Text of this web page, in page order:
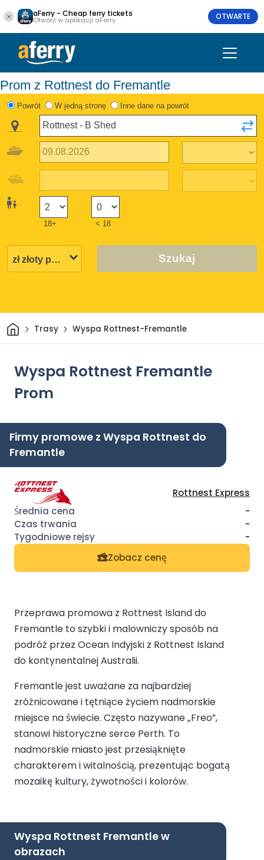
aFerry - Cheap ferry tickets
Otwórz w aplikacji aFerry OTWARTE
Prom z Rottnest do Fremantle
Powrót W jedną stronę Inne dane na powrót
18+ < 18
Szukaj
DomTrasy Wyspa Rottnest-Fremantle
Wyspa Rottnest Fremantle
Prom
Firmy promowe z Wyspa Rottnest do
Fremantle
Rottnest Express
-
-
-
Zobacz cenę
Przeprawa promowa z Rottnest Island do
Fremantle to szybki i malowniczy sposób na
podróż przez Ocean Indyjski z Rottnest Island
do kontynentalnej Australii.
Fremantle jest uważane za najbardziej
zróżnicowane i tętniące życiem nadmorskie
miejsce na świecie. Często nazywane „Freo”,
stanowi historyczne serce Perth. To
nadmorskie miasto jest przesiąknięte
charakterem i witalnością, prezentując bogatą
mozaikę kultury, żywotności i kolorów.
Wyspa Rottnest Fremantle w
obrazach